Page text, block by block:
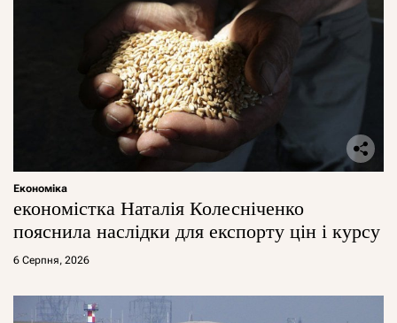
Економіка
економістка Наталія Колесніченко
пояснила наслідки для експорту цін і курсу
6 Серпня, 2026